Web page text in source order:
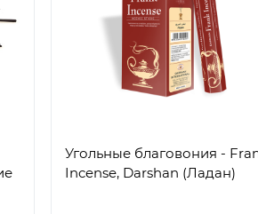
Угольные благовония -
Incense, Darshan (Ладан)